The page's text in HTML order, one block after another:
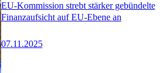
EU-Kommission strebt stärker gebündelte
Finanzaufsicht auf EU-Ebene an
07.11.2025